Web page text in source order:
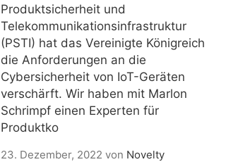
Produktsicherheit und
Telekommunikationsinfrastruktur
(PSTI) hat das Vereinigte Königreich
die Anforderungen an die
Cybersicherheit von IoT-Geräten
verschärft. Wir haben mit Marlon
Schrimpf einen Experten für
Produktko
23. Dezember, 2022 von Novelty